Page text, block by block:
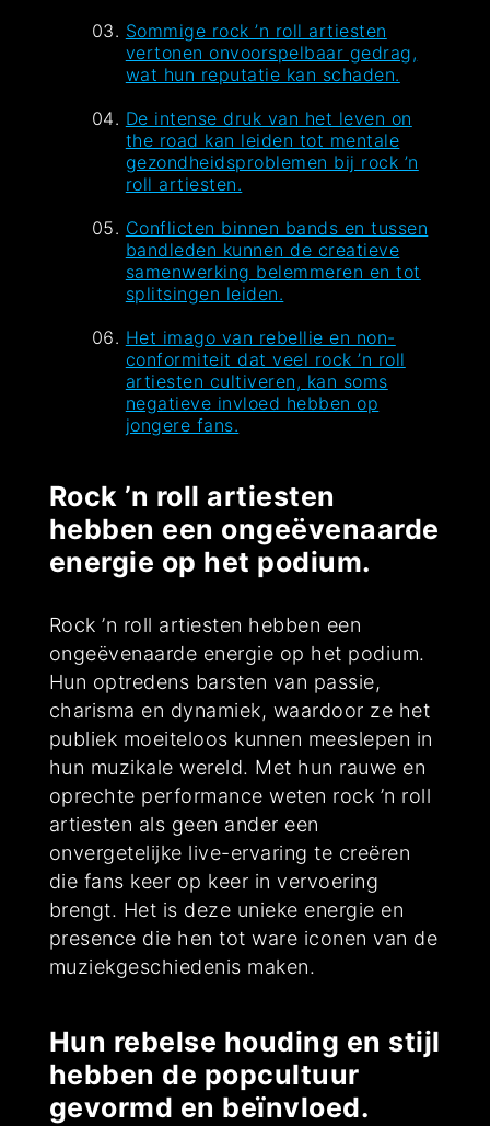
Sommige rock ’n roll artiesten
vertonen onvoorspelbaar gedrag,
wat hun reputatie kan schaden.
De intense druk van het leven on
the road kan leiden tot mentale
gezondheidsproblemen bij rock ’n
roll artiesten.
Conflicten binnen bands en tussen
bandleden kunnen de creatieve
samenwerking belemmeren en tot
splitsingen leiden.
Het imago van rebellie en non-
conformiteit dat veel rock ’n roll
artiesten cultiveren, kan soms
negatieve invloed hebben op
jongere fans.
Rock ’n roll artiesten
hebben een ongeëvenaarde
energie op het podium.
Rock ’n roll artiesten hebben een
ongeëvenaarde energie op het podium.
Hun optredens barsten van passie,
charisma en dynamiek, waardoor ze het
publiek moeiteloos kunnen meeslepen in
hun muzikale wereld. Met hun rauwe en
oprechte performance weten rock ’n roll
artiesten als geen ander een
onvergetelijke live-ervaring te creëren
die fans keer op keer in vervoering
brengt. Het is deze unieke energie en
presence die hen tot ware iconen van de
muziekgeschiedenis maken.
Hun rebelse houding en stijl
hebben de popcultuur
gevormd en beïnvloed.